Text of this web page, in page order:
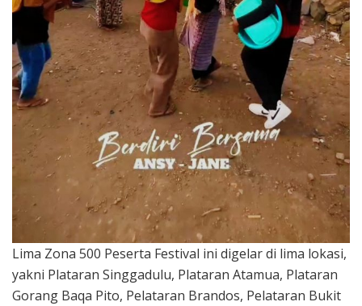
Lima Zona 500 Peserta Festival ini digelar di lima lokasi,
yakni Plataran Singgadulu, Plataran Atamua, Plataran
Gorang Baqa Pito, Pelataran Brandos, Pelataran Bukit